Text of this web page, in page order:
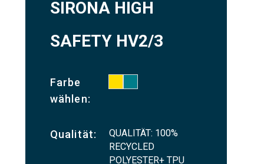
SIRONA HIGH
SAFETY HV2/3
Farbe
wählen:
Qualität:
QUALITÄT: 100%
RECYCLED
POLYESTER+ TPU